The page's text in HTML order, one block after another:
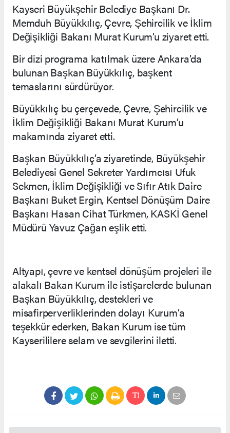
Kayseri Büyükşehir Belediye Başkanı Dr.
Memduh Büyükkılıç, Çevre, Şehircilik ve İklim
Değişikliği Bakanı Murat Kurum’u ziyaret etti.
Bir dizi programa katılmak üzere Ankara’da
bulunan Başkan Büyükkılıç, başkent
temaslarını sürdürüyor.
Büyükkılıç bu çerçevede, Çevre, Şehircilik ve
İklim Değişikliği Bakanı Murat Kurum’u
makamında ziyaret etti.
Başkan Büyükkılıç’a ziyaretinde, Büyükşehir
Belediyesi Genel Sekreter Yardımcısı Ufuk
Sekmen, İklim Değişikliği ve Sıfır Atık Daire
Başkanı Buket Ergin, Kentsel Dönüşüm Daire
Başkanı Hasan Cihat Türkmen, KASKİ Genel
Müdürü Yavuz Çağan eşlik etti.
Altyapı, çevre ve kentsel dönüşüm projeleri ile
alakalı Bakan Kurum ile istişarelerde bulunan
Başkan Büyükkılıç, destekleri ve
misafirperverliklerinden dolayı Kurum’a
teşekkür ederken, Bakan Kurum ise tüm
Kayserililere selam ve sevgilerini iletti.